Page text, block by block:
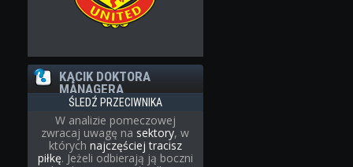
KĄCIK DOKTORA
MANAGERA
ŚLEDŹ PRZECIWNIKA
W analizie pomeczowej
zwracaj uwagę na sektory, w
których najczęściej tracisz
piłkę. Jeżeli odbierają ją boczni